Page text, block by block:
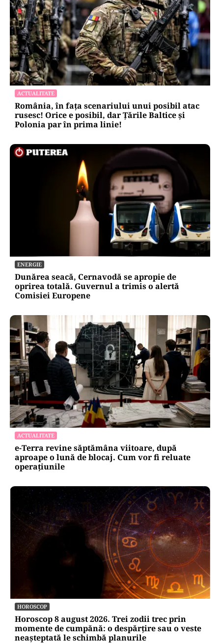
ACTUALITATE
România, în fața scenariului unui posibil atac
rusesc! Orice e posibil, dar Țările Baltice și
Polonia par în prima linie!
ENERGIE
Dunărea seacă, Cernavodă se apropie de
oprirea totală. Guvernul a trimis o alertă
Comisiei Europene
ACTUALITATE
e-Terra revine săptămâna viitoare, după
aproape o lună de blocaj. Cum vor fi reluate
operațiunile
HOROSCOP
Horoscop 8 august 2026. Trei zodii trec prin
momente de cumpănă: o despărțire sau o veste
neașteptată le schimbă planurile